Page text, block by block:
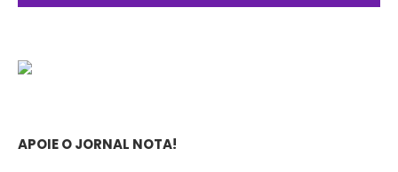
APOIE O JORNAL NOTA!